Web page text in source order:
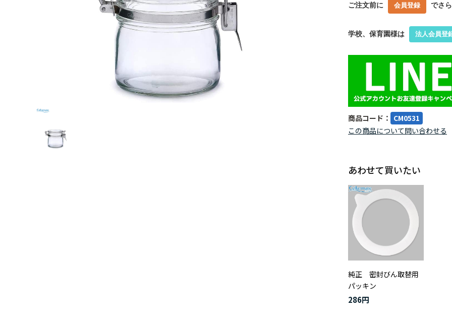
あわせて買いたい
純正 密封びん取替用
パッキン
286円
ご注文前に 会員登録 でさ
学校、保育園様は 法人会員登
商品コード： CM0531
この商品について問い合わせる